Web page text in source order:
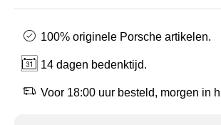
100% originele Porsche artikelen.
14 dagen bedenktijd.
Voor 18:00 uur besteld, morgen in